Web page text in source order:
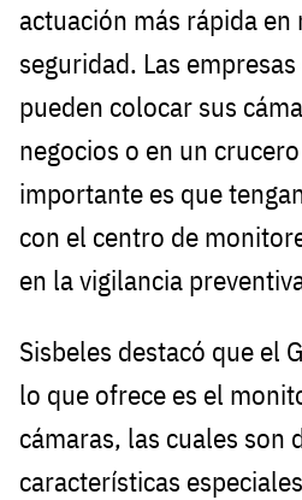
actuación más rápida en
seguridad. Las
pueden colocar sus
negocios o en un
importante es que
con el centro de
en la vigilancia
Sisbeles destacó que el
lo que ofrece es el
cámaras, las cuales son
características